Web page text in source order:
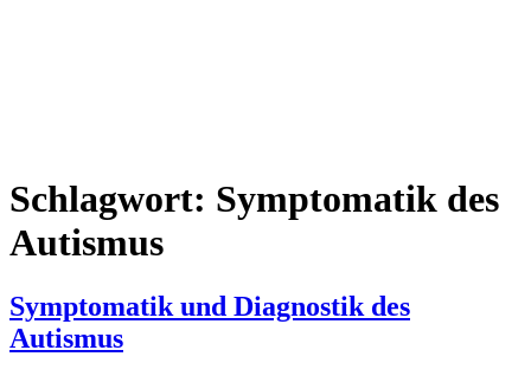
Schlagwort: Symptomatik des
Autismus
Symptomatik und Diagnostik des
Autismus